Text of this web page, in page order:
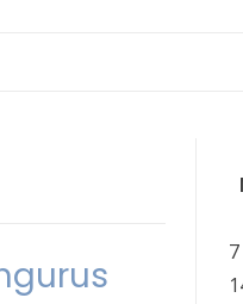
7